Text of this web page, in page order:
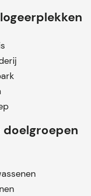
doelgroepen